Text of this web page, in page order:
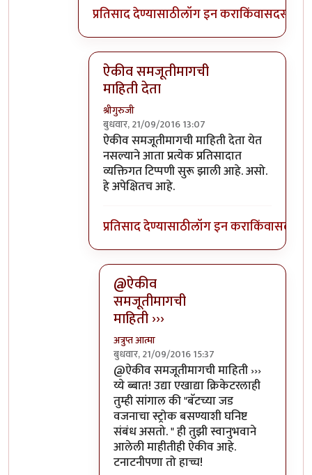
प्रतिसाद देण्यासाठीलॉग इन कराकिंवासदस्य व्हा
ऐकीव समजूतीमागची
माहिती देता
श्रीगुरुजी
बुधवार, 21/09/2016 13:07
In reply to@आत्मबंधवाल्यानी `कोहळा
ऐकीव समजूतीमागची माहिती देता येत
नसल्याने आता प्रत्येक प्रतिसादात
व्यक्तिगत टिप्पणी सुरू झाली आहे. असो.
हे अपेक्षितच आहे.
प्रतिसाद देण्यासाठीलॉग इन कराकिंवासदस्य
@ऐकीव
समजूतीमागची
माहिती ›››
अत्रुप्त आत्मा
बुधवार, 21/09/2016 15:37
In reply toऐकीव समजूतीमागची माहिती देता
@ऐकीव समजूतीमागची माहिती ›››
य्ये ब्बात! उद्या एखाद्या क्रिकेटरलाही
तुम्ही सांगाल की "बॅटच्या जड
वजनाचा स्ट्रोक बसण्याशी घनिष्ट
संबंध असतो. " ही तुझी स्वानुभवाने
आलेली माहीतीही ऐकीव आहे.
टनाटनीपणा तो हाच्च!